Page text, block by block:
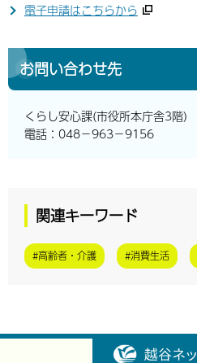
電子申請はこちらから
お問い合わせ先
くらし安心課(市役所本庁舎3階)
電話：048－963－9156
関連キーワード
#高齢者・介護 #消費生活